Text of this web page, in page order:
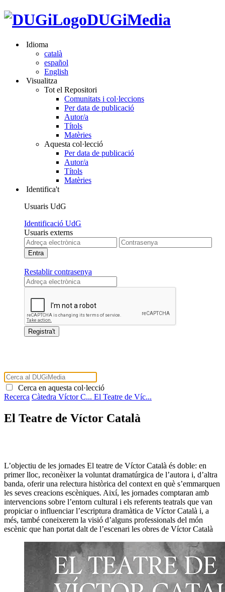
DUGiMedia
Idioma
català
español
English
Visualitza
Tot el Repositori
Comunitats i col·leccions
Per data de publicació
Autor/a
Títols
Matèries
Aquesta col·lecció
Per data de publicació
Autor/a
Títols
Matèries
Identifica't
Usuaris UdG
Identificació UdG
Usuaris externs
Restablir contrasenya
Cerca en aquesta col·lecció
Recerca Càtedra Víctor C... El Teatre de Víc...
El Teatre de Víctor Català
L’objectiu de les jornades El teatre de Víctor Català és doble: en
primer lloc, reconèixer la voluntat dramatúrgica de l’autora i, d’altra
banda, oferir una relectura històrica del context en què s’emmarquen
les seves creacions escèniques. Així, les jornades comptaran amb
intervencions sobre l’entorn cultural i els referents teatrals que van
propiciar o influenciar l’escriptura dramàtica de Víctor Català i, a
més, també coneixerem la visió d’alguns professionals del món
escènic que han portat dalt de l’escenari les obres de Víctor Català